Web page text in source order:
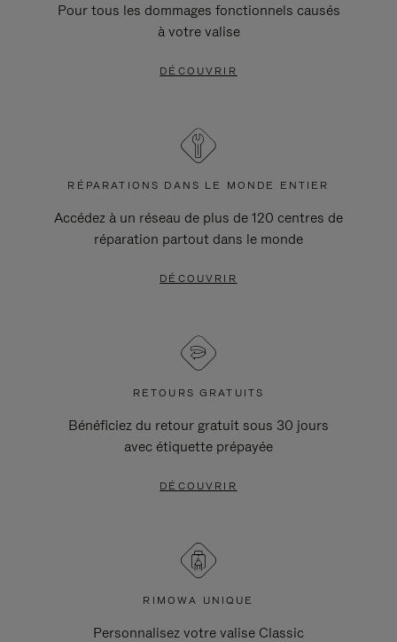
Pour tous les dommages fonctionnels causés
à votre valise
DÉCOUVRIR
RÉPARATIONS DANS LE MONDE ENTIER
Accédez à un réseau de plus de 120 centres de
réparation partout dans le monde
DÉCOUVRIR
RETOURS GRATUITS
Bénéficiez du retour gratuit sous 30 jours
avec étiquette prépayée
DÉCOUVRIR
RIMOWA UNIQUE
Personnalisez votre valise Classic